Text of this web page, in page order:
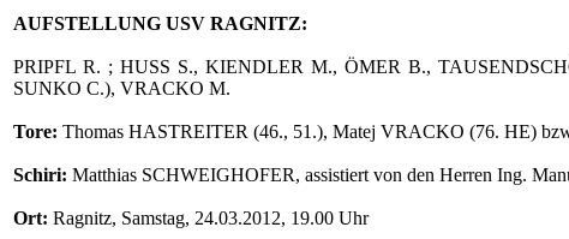
AUFSTELLUNG USV RAGNITZ:
PRIPFL R. ; HUSS S., KIENDLER M., ÖMER B.,
SUNKO C.), VRACKO M.
Tore: Thomas HASTREITER (46., 51.), Matej VRACKO (76. HE)
Schiri: Matthias SCHWEIGHOFER, assistiert von den Herren Ing.
Ort: Ragnitz, Samstag, 24.03.2012, 19.00 Uhr